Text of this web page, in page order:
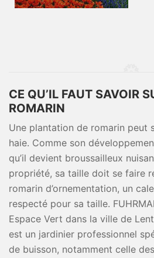
CE QU’IL FAUT SAVOIR
ROMARIN
Une plantation de romarin peut
haie. Comme son
qu’il devient broussailleux
propriété, sa taille doit se faire
romarin d’ornementation, un
respecté pour sa taille.
Espace Vert dans la ville de
est un jardinier professionnel
de buisson, notamment celle